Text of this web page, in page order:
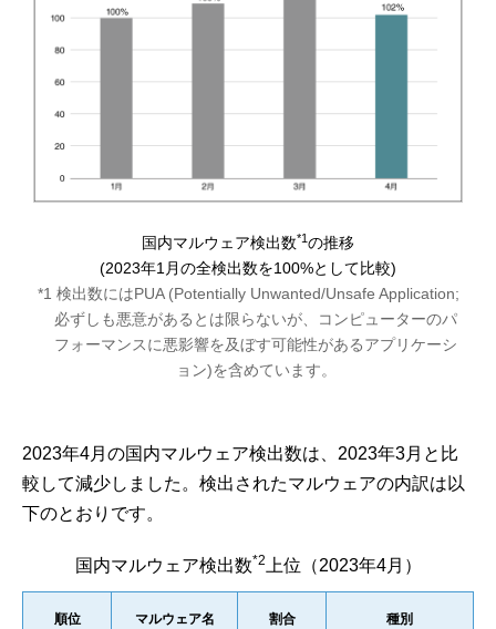
国内マルウェア検出数*1の推移
(2023年1月の全検出数を100%として比較)
*1 検出数にはPUA (Potentially Unwanted/Unsafe Application;
必ずしも悪意があるとは限らないが、コンピューターのパ
フォーマンスに悪影響を及ぼす可能性があるアプリケーシ
ョン)を含めています。
2023年4月の国内マルウェア検出数は、2023年3月と比
較して減少しました。検出されたマルウェアの内訳は以
下のとおりです。
国内マルウェア検出数*2 上位（2023年4月）
順位 マルウェア名 割合 種別